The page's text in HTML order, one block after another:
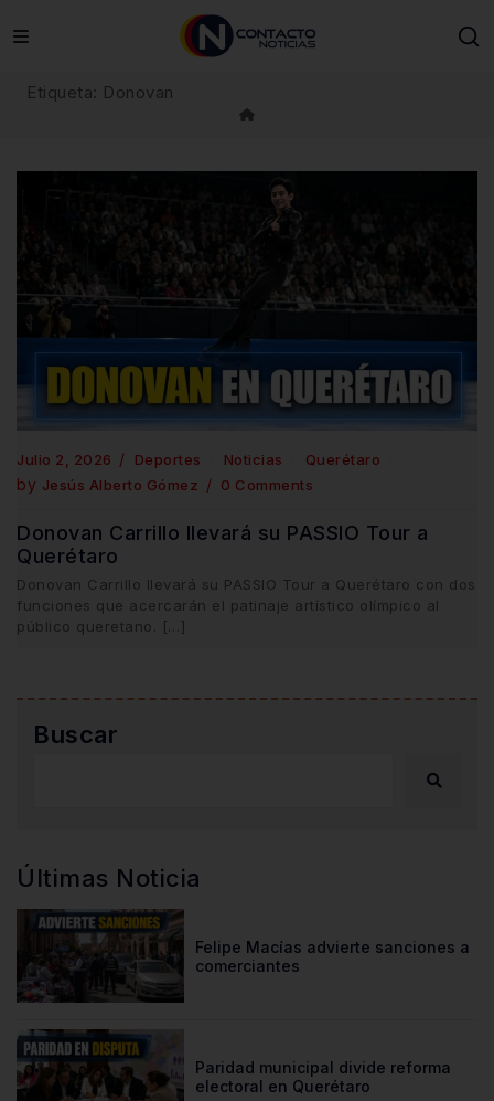
to
Etiqueta: Donovan
Julio 2, 2026 Deportes Noticias Querétaro
by Jesús Alberto Gómez 0 Comments
Donovan Carrillo llevará su PASSIO Tour a
Querétaro
Donovan Carrillo llevará su PASSIO Tour a Querétaro con dos
funciones que acercarán el patinaje artístico olímpico al
público queretano. […]
Buscar
Últimas Noticia
Felipe Macías advierte sanciones a
comerciantes
Paridad municipal divide reforma
electoral en Querétaro